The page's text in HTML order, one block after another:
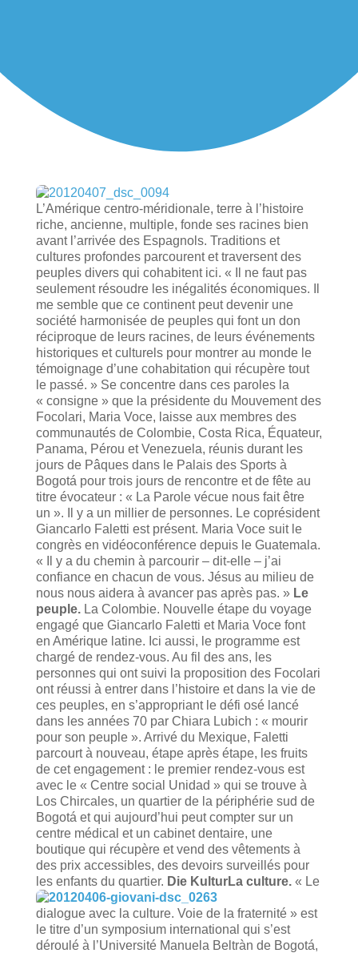
L’Amérique centro-méridionale, terre à l’histoire
riche, ancienne, multiple, fonde ses racines bien
avant l’arrivée des Espagnols. Traditions et
cultures profondes parcourent et traversent des
peuples divers qui cohabitent ici. « Il ne faut pas
seulement résoudre les inégalités économiques. Il
me semble que ce continent peut devenir une
société harmonisée de peuples qui font un don
réciproque de leurs racines, de leurs événements
historiques et culturels pour montrer au monde le
témoignage d’une cohabitation qui récupère tout
le passé. » Se concentre dans ces paroles la
« consigne » que la présidente du Mouvement des
Focolari, Maria Voce, laisse aux membres des
communautés de Colombie, Costa Rica, Équateur,
Panama, Pérou et Venezuela, réunis durant les
jours de Pâques dans le Palais des Sports à
Bogotá pour trois jours de rencontre et de fête au
titre évocateur : « La Parole vécue nous fait être
un ». Il y a un millier de personnes. Le coprésident
Giancarlo Faletti est présent. Maria Voce suit le
congrès en vidéoconférence depuis le Guatemala.
« Il y a du chemin à parcourir – dit-elle – j’ai
confiance en chacun de vous. Jésus au milieu de
nous nous aidera à avancer pas après pas. » Le
peuple.La Colombie. Nouvelle étape du voyage
engagé que Giancarlo Faletti et Maria Voce font
en Amérique latine. Ici aussi, le programme est
chargé de rendez-vous. Au fil des ans, les
personnes qui ont suivi la proposition des Focolari
ont réussi à entrer dans l’histoire et dans la vie de
ces peuples, en s’appropriant le défi osé lancé
dans les années 70 par Chiara Lubich : « mourir
pour son peuple ». Arrivé du Mexique, Faletti
parcourt à nouveau, étape après étape, les fruits
de cet engagement : le premier rendez-vous est
avec le « Centre social Unidad » qui se trouve à
Los Chircales, un quartier de la périphérie sud de
Bogotá et qui aujourd’hui peut compter sur un
centre médical et un cabinet dentaire, une
boutique qui récupère et vend des vêtements à
des prix accessibles, des devoirs surveillés pour
les enfants du quartier. Die KulturLa culture.« Le
dialogue avec la culture. Voie de la fraternité » est
le titre d’un symposium international qui s’est
déroulé à l’Université Manuela Beltràn de Bogotá,